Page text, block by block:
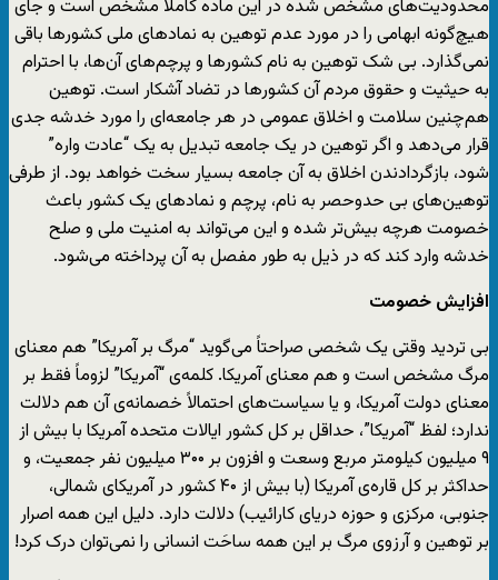
محدودیت‌های مشخص شده در این ماده کاملاً مشخص است و جای
هیچ‌گونه ابهامی را در مورد عدم توهین به نمادهای ملی کشورها باقی
نمی‌گذارد. بی شک توهین به نام کشورها و پرچم‌های آن‌ها، با احترام
به حیثیت و حقوق مردم آن کشورها در تضاد آشکار است. توهین
هم‌چنین سلامت و اخلاق عمومی در هر جامعه‌ای را مورد خدشه جدی
قرار می‌دهد و اگر توهین در یک جامعه تبدیل به یک “عادت واره”
شود، بازگردادندن اخلاق به آن جامعه بسیار سخت خواهد بود. از طرفی
توهین‌های بی حدوحصر به نام، پرچم و نمادهای یک کشور باعث
خصومت هرچه بیش‌تر شده و این می‌تواند به امنیت ملی و صلح
خدشه وارد کند که در ذیل به طور مفصل به آن پرداخته می‌شود.
افزایش خصومت
بی تردید وقتی یک شخصی صراحتاً می‌گوید “مرگ بر آمریکا” هم معنای
مرگ مشخص است و هم معنای آمریکا. کلمه‌ی “آمریکا” لزوماً فقط بر
معنای دولت آمریکا، و یا سیاست‌های احتمالاً خصمانه‌ی آن هم دلالت
ندارد؛ لفظ “آمریکا”، حداقل بر کل کشور ایالات متحده آمریکا با بیش از
۹ میلیون کیلومتر مربع وسعت و افزون بر ۳۰۰ میلیون نفر جمعیت، و
حداکثر بر کل قاره‌ی آمریکا (با بیش از ۴۰ کشور در آمریکای شمالی،
جنوبی، مرکزی و حوزه دریای کارائیب) دلالت دارد. دلیل این همه اصرار
بر توهین و آرزوی مرگ بر این همه ساحَت انسانی را نمی‌توان درک کرد!